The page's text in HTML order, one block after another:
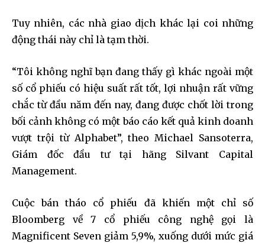
Tuy nhiên, các nhà giao dịch khác lại coi những
động thái này chỉ là tạm thời.
“Tôi không nghĩ bạn đang thấy gì khác ngoài một
số cổ phiếu có hiệu suất rất tốt, lợi nhuận rất vững
chắc từ đầu năm đến nay, đang được chốt lời trong
bối cảnh không có một báo cáo kết quả kinh doanh
vượt trội từ Alphabet”, theo Michael Sansoterra,
Giám đốc đầu tư tại hãng Silvant Capital
Management.
Cuộc bán tháo cổ phiếu đã khiến một chỉ số
Bloomberg về 7 cổ phiếu công nghệ gọi là
Magnificent Seven giảm 5,9%, xuống dưới mức giá